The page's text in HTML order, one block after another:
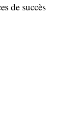
de succès